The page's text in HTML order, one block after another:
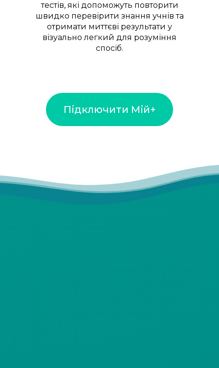
тестів, які допоможуть повторити
швидко перевірити знання учнів та
отримати миттєві результати у
візуально легкий для розуміння
спосіб.
Підключити Мій+